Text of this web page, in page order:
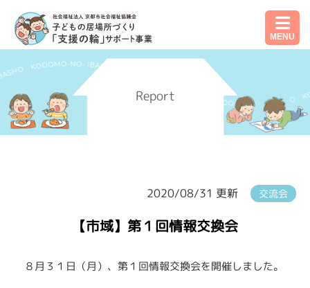
MENU
Report
2020/08/31 更新 交流会
【市域】第１回情報交換会
８月３１日（月）、第１回情報交換会を開催しました。